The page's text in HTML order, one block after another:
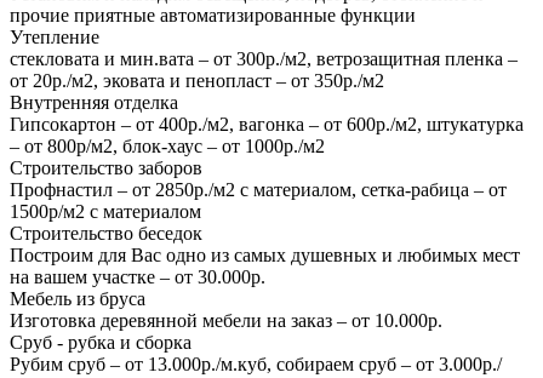
прочие приятные автоматизированные функции
Утепление
стекловата и мин.вата – от 300р./м2, ветрозащитная пленка –
от 20р./м2, эковата и пенопласт – от 350р./м2
Внутренняя отделка
Гипсокартон – от 400р./м2, вагонка – от 600р./м2, штукатурка
– от 800р/м2, блок-хаус – от 1000р./м2
Строительство заборов
Профнастил – от 2850р./м2 с материалом, сетка-рабица – от
1500р/м2 с материалом
Строительство беседок
Построим для Вас одно из самых душевных и любимых мест
на вашем участке – от 30.000р.
Мебель из бруса
Изготовка деревянной мебели на заказ – от 10.000р.
Сруб - рубка и сборка
Рубим сруб – от 13.000р./м.куб, собираем сруб – от 3.000р./